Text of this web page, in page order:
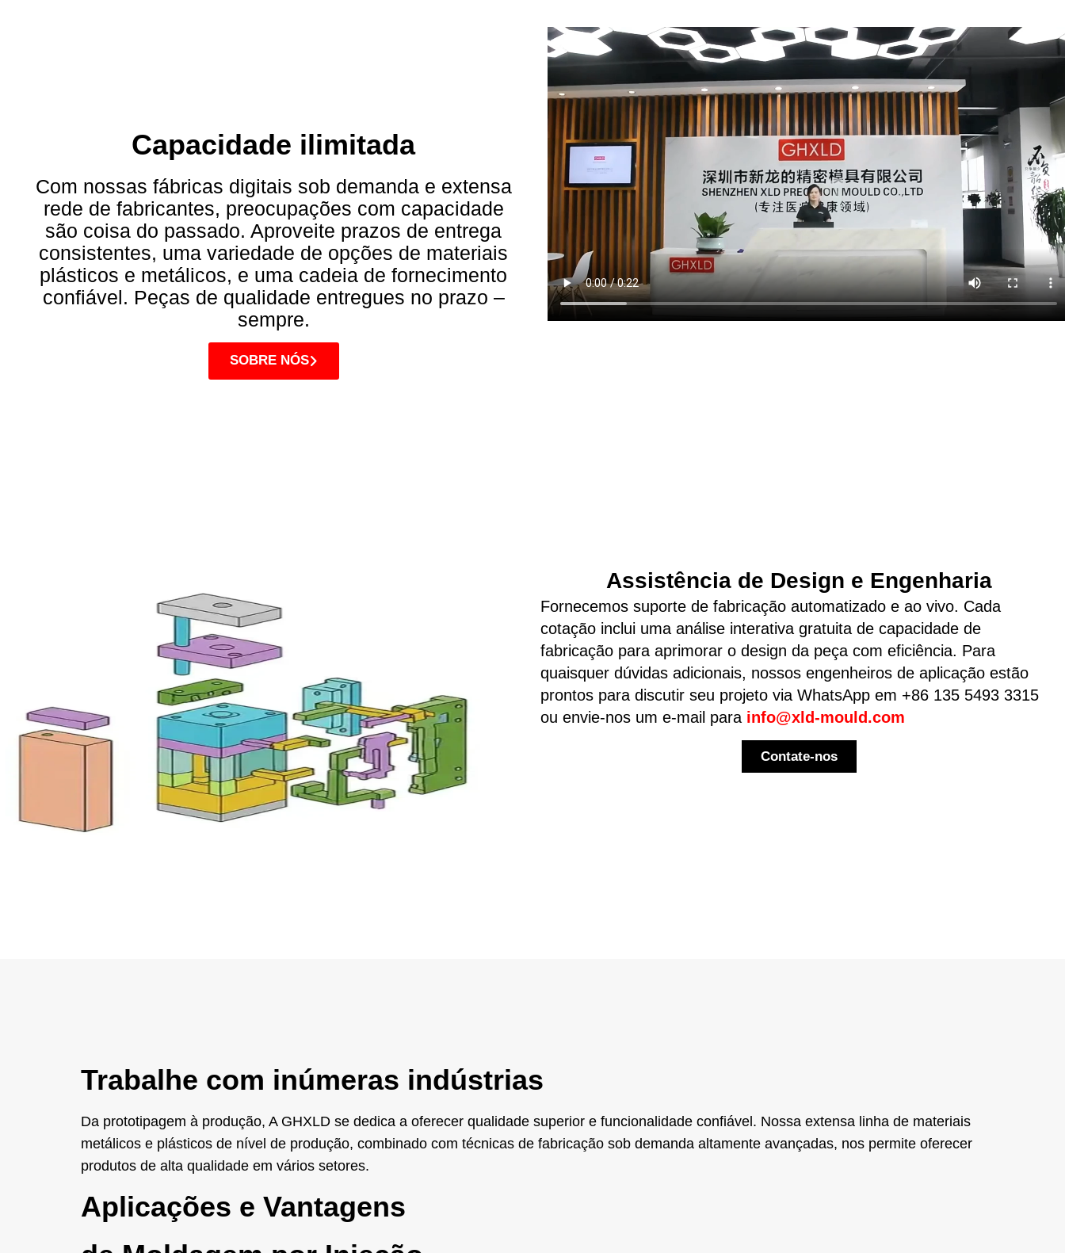
Capacidade ilimitada
Com nossas fábricas digitais sob demanda e extensa
rede de fabricantes, preocupações com capacidade
são coisa do passado. Aproveite prazos de entrega
consistentes, uma variedade de opções de materiais
plásticos e metálicos, e uma cadeia de fornecimento
confiável. Peças de qualidade entregues no prazo –
sempre.
SOBRE NÓS
Assistência de Design e Engenharia
Fornecemos suporte de fabricação automatizado e ao vivo. Cada
cotação inclui uma análise interativa gratuita de capacidade de
fabricação para aprimorar o design da peça com eficiência. Para
quaisquer dúvidas adicionais, nossos engenheiros de aplicação estão
prontos para discutir seu projeto via WhatsApp em +86 135 5493 3315
ou envie-nos um e-mail para info@xld-mould.com
Contate-nos
Trabalhe com inúmeras indústrias
Da prototipagem à produção, A GHXLD se dedica a oferecer qualidade superior e funcionalidade confiável. Nossa extensa linha de materiais
metálicos e plásticos de nível de produção, combinado com técnicas de fabricação sob demanda altamente avançadas, nos permite oferecer
produtos de alta qualidade em vários setores.
Aplicações e Vantagens